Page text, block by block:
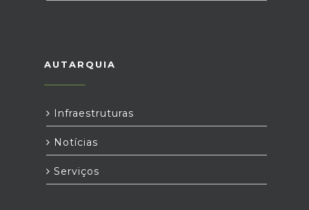
AUTARQUIA
Infraestruturas
Notícias
Serviços